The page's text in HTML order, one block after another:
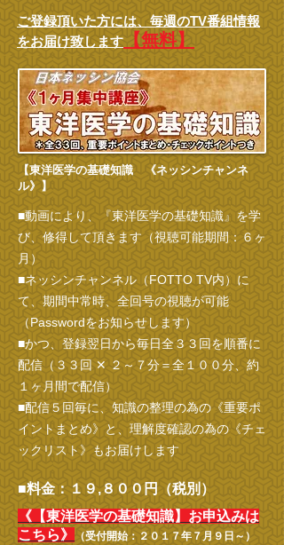
ご登録頂いた方には、 毎週のTV番組情報
をお届け致します
【無料】
【東洋医学の基礎知識 《ネッシンチャンネ
ル》】
■動画により、『東洋医学の基礎知識』を学
び、修得して頂きます（視聴可能期間：６ヶ
月）
■ネッシンチャンネル（FOTTO TV内）に
て、期間中常時、全回号の視聴が可能
（Passwordをお知らせします）
■かつ、登録翌日から毎日全３３回を順番に
配信（３３回 ✕ ２～７分＝全１００分、約
１ヶ月間で配信）
■配信５回毎に、知識の整理の為の《重要ポ
イントまとめ》と、理解度確認の為の《チェ
ックリスト》もお届けします
■料金：１９,８００円（税別）
《【東洋医学の基礎知識】お申込みは
こちら》
（受付開始：２０１７年７月９日～）